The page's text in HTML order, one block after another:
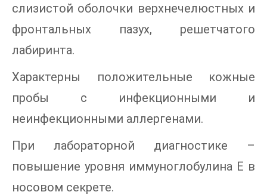
слизистой оболочки верхнечелюстных и
фронтальных пазух, решетчатого
лабиринта.
Характерны положительные кожные
пробы с инфекционными и
неинфекционными аллергенами.
При лабораторной диагностике –
повышение уровня иммуноглобулина Е в
носовом секрете.